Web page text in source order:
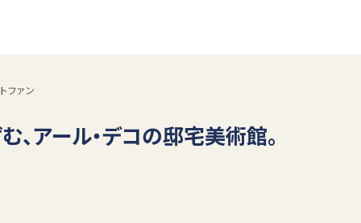
ファン
アール・デコの邸宅美術館。